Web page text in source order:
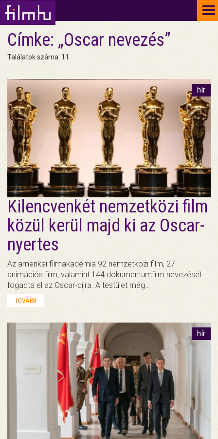
Címke: „Oscar nevezés”
Találatok száma: 11
hír
Kilencvenkét nemzetközi film
közül kerül majd ki az Oscar-
nyertes
Az amerikai filmakadémia 92 nemzetközi film, 27
animációs film, valamint 144 dokumentumfilm nevezését
fogadta el az Oscar-díjra. A testület még…
TOVÁBB
hír